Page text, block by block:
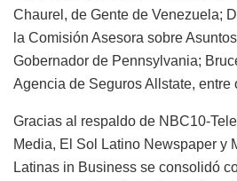
Chaurel, de Gente de Venezuela;
la Comisión Asesora sobre
Gobernador de Pennsylvania;
Agencia de Seguros Allstate, entre
Gracias al respaldo de NBC10-
Media, El Sol Latino Newspaper y
Latinas in Business se consolidó